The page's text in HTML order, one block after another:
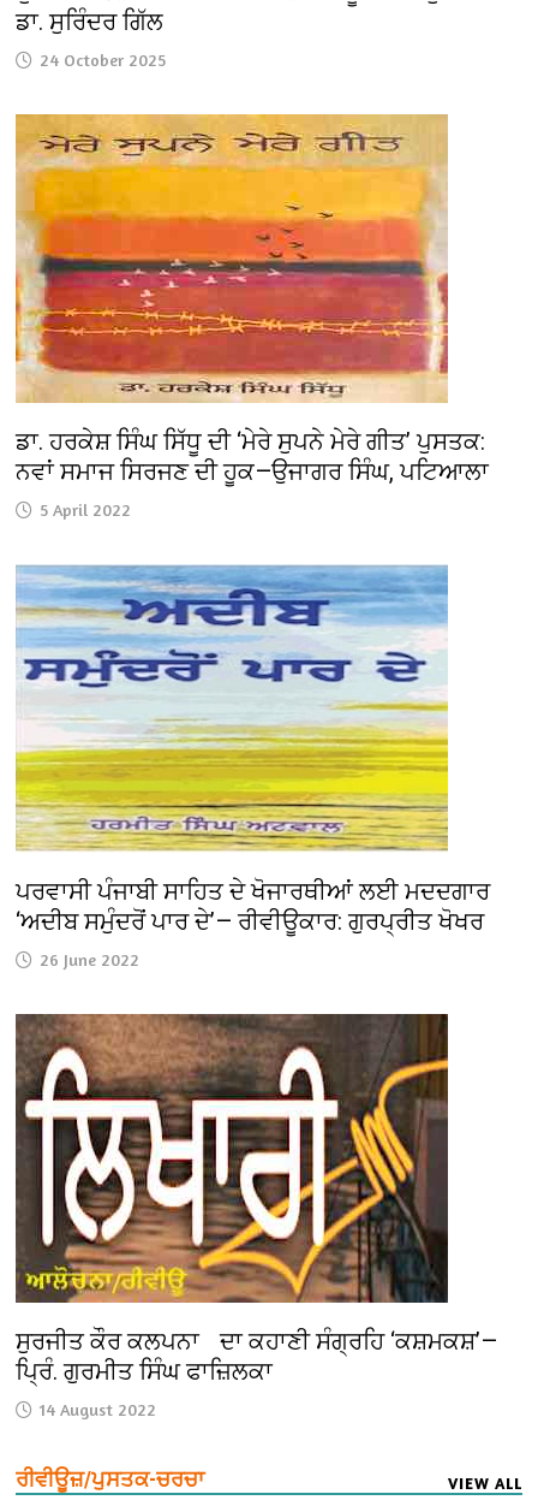
ਡਾ. ਸੁਰਿੰਦਰ ਗਿੱਲ
24 October 2025
ਡਾ. ਹਰਕੇਸ਼ ਸਿੰਘ ਸਿੱਧੂ ਦੀ ‘ਮੇਰੇ ਸੁਪਨੇ ਮੇਰੇ ਗੀਤ’ ਪੁਸਤਕ:
ਨਵਾਂ ਸਮਾਜ ਸਿਰਜਣ ਦੀ ਹੂਕ—ਉਜਾਗਰ ਸਿੰਘ, ਪਟਿਆਲਾ
5 April 2022
ਪਰਵਾਸੀ ਪੰਜਾਬੀ ਸਾਹਿਤ ਦੇ ਖੋਜਾਰਥੀਆਂ ਲਈ ਮਦਦਗਾਰ
‘ਅਦੀਬ ਸਮੁੰਦਰੋਂ ਪਾਰ ਦੇ’— ਰੀਵੀਊਕਾਰ: ਗੁਰਪ੍ਰੀਤ ਖੋਖਰ
26 June 2022
ਸੁਰਜੀਤ ਕੌਰ ਕਲਪਨਾ ਦਾ ਕਹਾਣੀ ਸੰਗ੍ਰਹਿ ‘ਕਸ਼ਮਕਸ਼’—
ਪ੍ਰਿੰ. ਗੁਰਮੀਤ ਸਿੰਘ ਫਾਜ਼ਿਲਕਾ
14 August 2022
ਰੀਵੀਊਜ਼/ਪੁਸਤਕ-ਚਰਚਾ VIEW ALL